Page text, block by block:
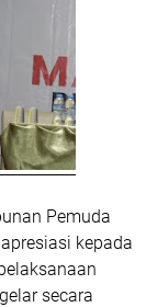
Pemuda
kepada
secara